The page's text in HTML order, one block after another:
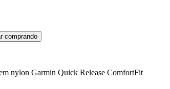
comprando
nylon Garmin Quick Release ComfortFit